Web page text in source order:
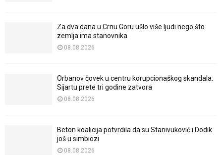
Za dva dana u Crnu Goru ušlo više ljudi nego što
zemlja ima stanovnika
08.08.2026
Orbanov čovek u centru korupcionaškog skandala:
Sijartu prete tri godine zatvora
08.08.2026
Beton koalicija potvrdila da su Stanivuković i Dodik
još u simbiozi
08.08.2026